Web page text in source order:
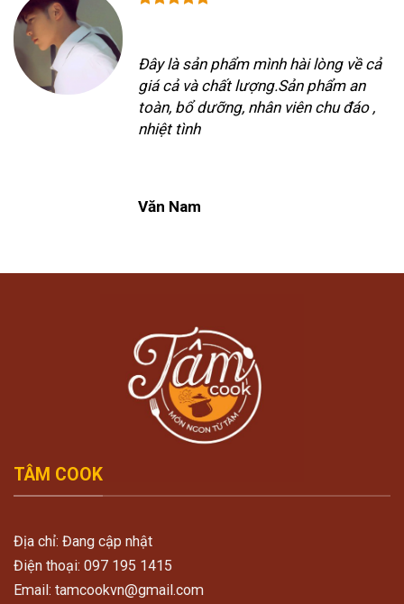
Đây là sản phẩm mình hài lòng về cả
giá cả và chất lượng.Sản phẩm an
toàn, bổ dưỡng, nhân viên chu đáo ,
nhiệt tình
Văn Nam
TÂM COOK
Địa chỉ: Đang cập nhật
Điện thoại: 097 195 1415
Email: tamcookvn@gmail.com